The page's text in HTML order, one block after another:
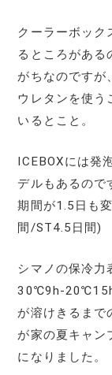
クーラーボック
るところがある
がちなのですが
ウレタンを使う
いるとこと。
ICEBOXには発
デルもあるので
期間が1.5日も
間/ST4.5日間)
シマノの保冷力
30℃9h-20℃15h
が溶けきるまで
が家の夏キャン
になりました。